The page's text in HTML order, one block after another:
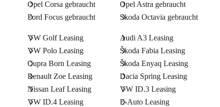
Opel Corsa gebraucht
Opel Astra gebraucht
Ford Focus gebraucht
Skoda Octavia gebraucht
VW Golf Leasing
Audi A3 Leasing
VW Polo Leasing
Škoda Fabia Leasing
Cupra Born Leasing
Škoda Enyaq Leasing
Renault Zoe Leasing
Dacia Spring Leasing
Nissan Leaf Leasing
VW ID.3 Leasing
VW ID.4 Leasing
E-Auto Leasing